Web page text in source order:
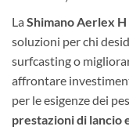
La Shimano Aerlex
soluzioni per chi
surfcasting o
affrontare
per le esigenze dei
prestazioni di lancio